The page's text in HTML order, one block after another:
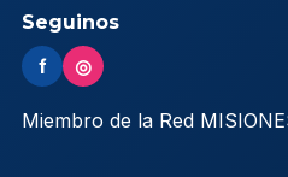
Seguinos
f ◎
Miembro de la Red